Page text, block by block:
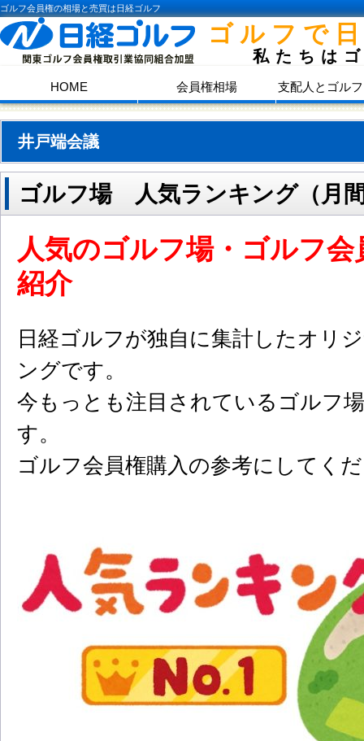
ゴルフ会員権の相場と売買は日経ゴルフ
ゴルフで
私たちは
HOME 会員権相場 支配人とゴル
井戸端会議
ゴルフ場 人気ランキング（月
人気のゴルフ場・ゴルフ
紹介
日経ゴルフが独自に集計したオリ
ングです。
今もっとも注目されているゴルフ
す。
ゴルフ会員権購入の参考にしてく